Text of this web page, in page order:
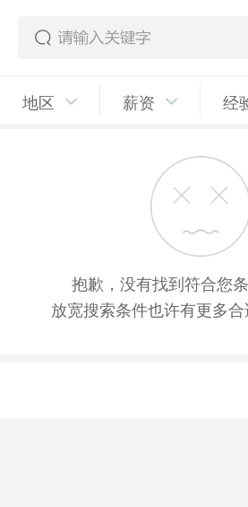
地区 薪资 经
抱歉，没有找到符合您
放宽搜索条件也许有更多